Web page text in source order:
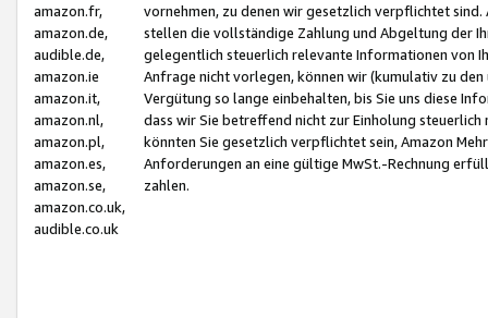
amazon.fr,
amazon.de,
audible.de,
amazon.ie
amazon.it,
amazon.nl,
amazon.pl,
amazon.es,
amazon.se,
amazon.co.uk,
audible.co.uk
vornehmen, zu denen wir gesetzlich verpflichtet
stellen die vollständige Zahlung und Abgeltung der
gelegentlich steuerlich relevante Informationen von
Anfrage nicht vorlegen, können wir (kumulativ zu
Vergütung so lange einbehalten, bis Sie uns diese
dass wir Sie betreffend nicht zur Einholung
könnten Sie gesetzlich verpflichtet sein, Amazon
Anforderungen an eine gültige MwSt.-Rechnung
zahlen.